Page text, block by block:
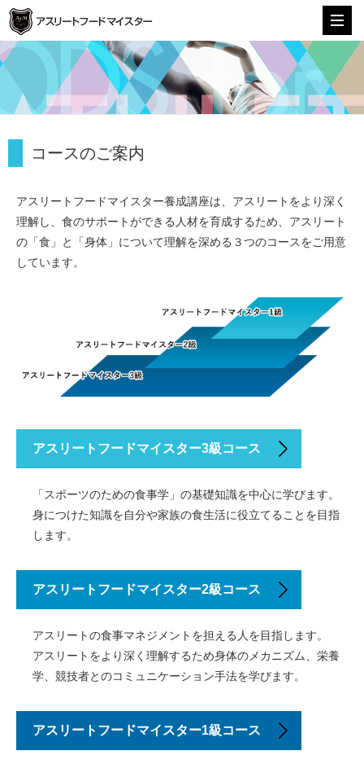
コースのご案内
アスリートフードマイスター養成講座は、アスリートをより深く
理解し、食のサポートができる人材を育成するため、アスリート
の「食」と「身体」について理解を深める３つのコースをご用意
しています。
アスリートフードマイスター3級コース
「スポーツのための食事学」の基礎知識を中心に学びます。
身につけた知識を自分や家族の食生活に役立てることを目指
します。
アスリートフードマイスター2級コース
アスリートの食事マネジメントを担える人を目指します。
アスリートをより深く理解するため身体のメカニズム、栄養
学、競技者とのコミュニケーション手法を学びます。
アスリートフードマイスター1級コース